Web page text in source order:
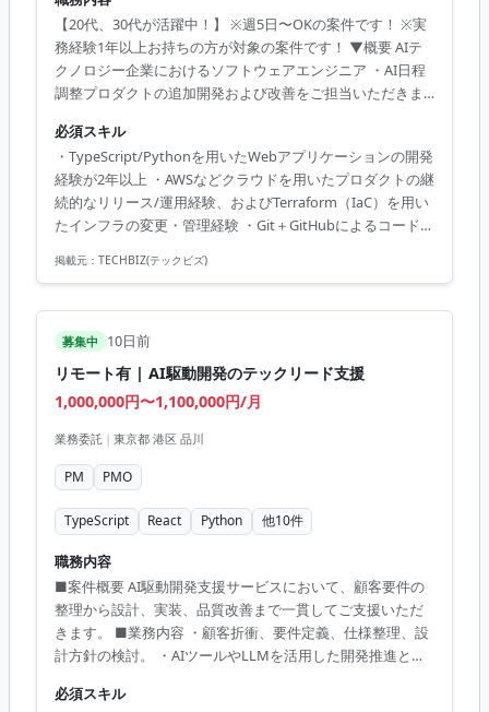
【20代、30代が活躍中！】 ※週5日〜OKの案件です！ ※実
務経験1年以上お持ちの方が対象の案件です！ ▼概要 AIテ
クノロジー企業におけるソフトウェアエンジニア ・AI日程
調整プロダクトの追加開発および改善をご担当いただきま
エージェントの開発 ・各種サービス連携（ATS / Teams /
Outlook / etc） ◆主な開発環境・ツール ■利用言語･フレ
ームワーク：TypeScript（Next.js）、Python(FastAPI) ■ク
ラウド：AWS、Azure ■インフラ：Docker、Terraform、
AWS CDK ■コミュニケーション...
必須スキル
・TypeScript/Pythonを用いたWebアプリケーションの開発
経験が2年以上 ・AWSなどクラウドを用いたプロダクトの継
続的なリリース/運用経験、およびTerraform（IaC）を用い
たインフラの変更・管理経験 ・Git＋GitHubによるコード管
掲載元： TECHBIZ(テックビズ)
募集中 10日前
リモート有 | AI駆動開発のテックリード支援
1,000,000円〜1,100,000円/月
業務委託 | 東京都 港区 品川
PM PMO
TypeScript React Python 他10件
職務内容
■案件概要 AI駆動開発支援サービスにおいて、顧客要件の
整理から設計、実装、品質改善まで一貫してご支援いただ
きます。 ■業務内容 ・顧客折衝、要件定義、仕様整理、設
計方針の検討。 ・AIツールやLLMを活用した開発推進とコ
設計。 ・インフラ構成検討および開発基盤の整備。 ■開発
必須スキル